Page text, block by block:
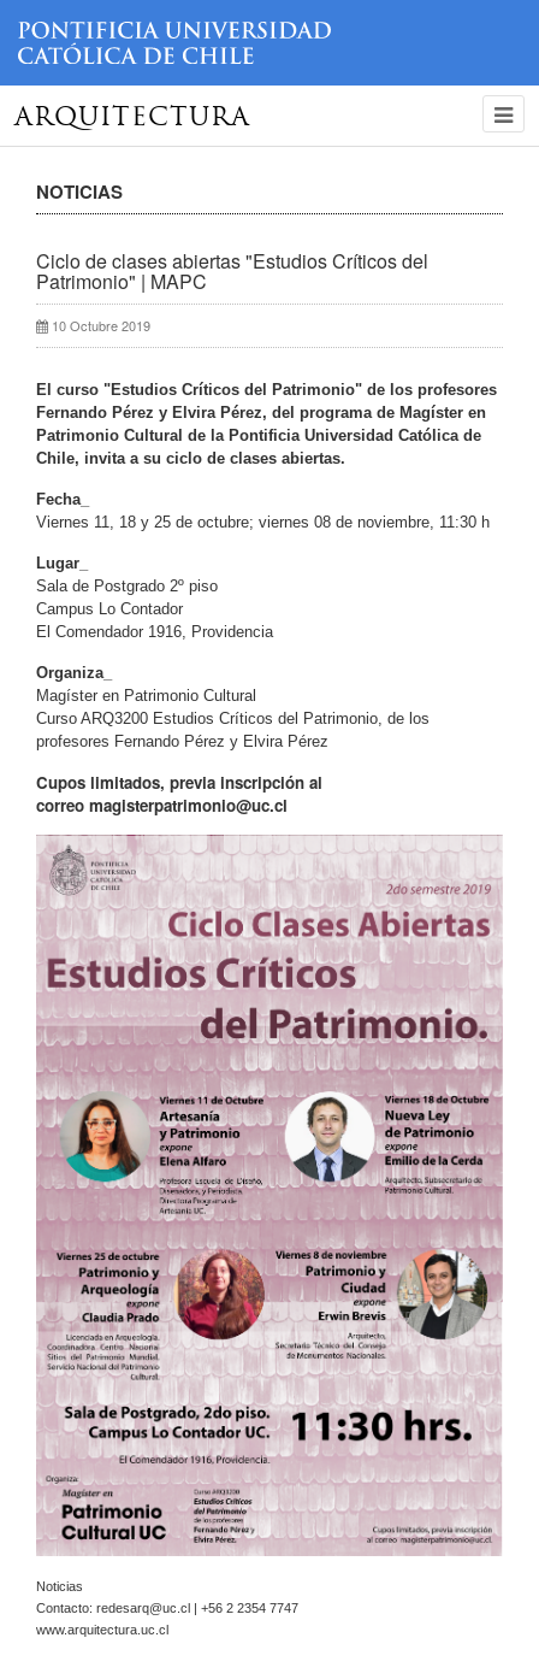
ARQUITECTURA
NOTICIAS
Ciclo de clases abiertas "Estudios Críticos del
Patrimonio" | MAPC
10 Octubre 2019
El curso "Estudios Críticos del Patrimonio" de los profesores
Fernando Pérez y Elvira Pérez, del programa de Magíster en
Patrimonio Cultural de la Pontificia Universidad Católica de
Chile, invita a su ciclo de clases abiertas.
Fecha_
Viernes 11, 18 y 25 de octubre; viernes 08 de noviembre, 11:30 h
Lugar_
Sala de Postgrado 2º piso
Campus Lo Contador
El Comendador 1916, Providencia
Organiza_
Magíster en Patrimonio Cultural
Curso ARQ3200 Estudios Críticos del Patrimonio, de los
profesores Fernando Pérez y Elvira Pérez
Cupos limitados, previa inscripción al
correo magisterpatrimonio@uc.cl
Noticias
Contacto: redesarq@uc.cl
| +56 2 2354 7747
www.arquitectura.uc.cl